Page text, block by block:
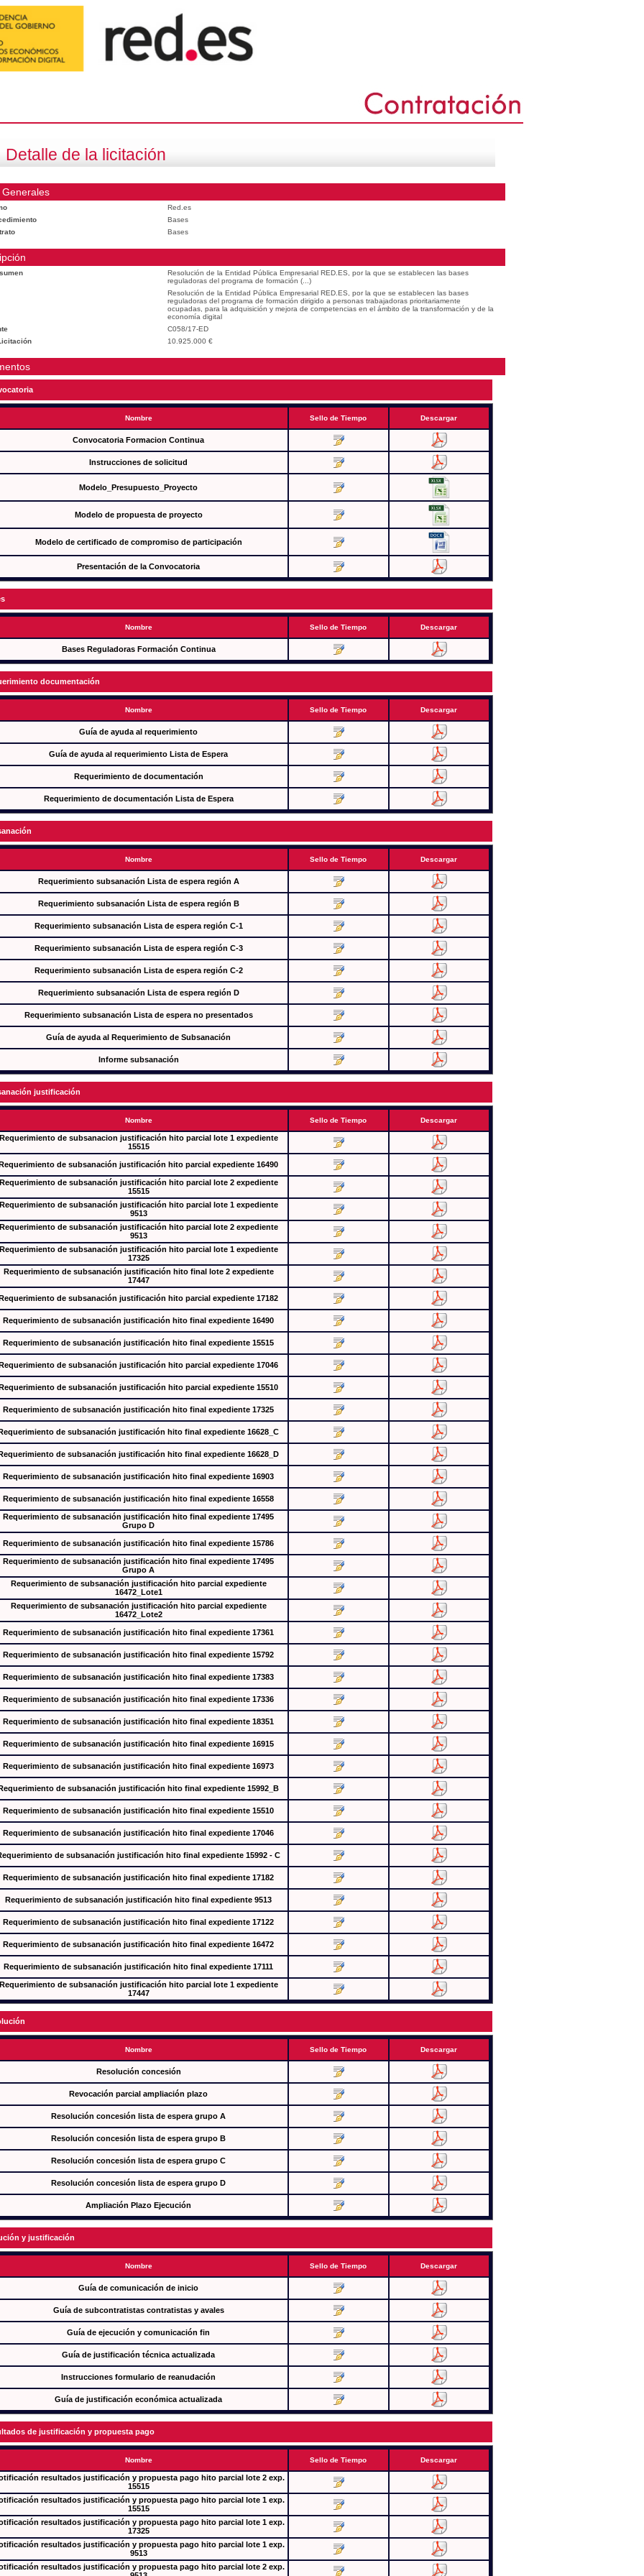
Detalle de la licitación
Red.es
Bases
Bases
Resolución de la Entidad Pública Empresarial RED.ES, por la que se establecen las bases
reguladoras del programa de formación (...)
Resolución de la Entidad Pública Empresarial RED.ES, por la que se establecen las bases
reguladoras del programa de formación dirigido a personas trabajadoras prioritariamente
ocupadas, para la adquisición y mejora de competencias en el ámbito de la transformación y de la
economía digital
C058/17-ED
10.925.000 €
Nombre Sello de Tiempo Descargar
Convocatoria Formacion Continua
Instrucciones de solicitud
Modelo_Presupuesto_Proyecto
Modelo de propuesta de proyecto
Modelo de certificado de compromiso de participación
Presentación de la Convocatoria
Nombre Sello de Tiempo Descargar
Bases Reguladoras Formación Continua
documentación
Nombre Sello de Tiempo Descargar
Guía de ayuda al requerimiento
Guía de ayuda al requerimiento Lista de Espera
Requerimiento de documentación
Requerimiento de documentación Lista de Espera
Nombre Sello de Tiempo Descargar
Requerimiento subsanación Lista de espera región A
Requerimiento subsanación Lista de espera región B
Requerimiento subsanación Lista de espera región C-1
Requerimiento subsanación Lista de espera región C-3
Requerimiento subsanación Lista de espera región C-2
Requerimiento subsanación Lista de espera región D
Requerimiento subsanación Lista de espera no presentados
Guía de ayuda al Requerimiento de Subsanación
Informe subsanación
justificación
Nombre Sello de Tiempo Descargar
de subsanacion justificación hito parcial lote 1 expediente
15515
de subsanación justificación hito parcial expediente 16490
de subsanación justificación hito parcial lote 2 expediente
15515
de subsanación justificación hito parcial lote 1 expediente
9513
de subsanación justificación hito parcial lote 2 expediente
9513
de subsanación justificación hito parcial lote 1 expediente
17325
Requerimiento de subsanación justificación hito final lote 2 expediente
17447
de subsanación justificación hito parcial expediente 17182
Requerimiento de subsanación justificación hito final expediente 16490
Requerimiento de subsanación justificación hito final expediente 15515
de subsanación justificación hito parcial expediente 17046
de subsanación justificación hito parcial expediente 15510
Requerimiento de subsanación justificación hito final expediente 17325
de subsanación justificación hito final expediente 16628_C
de subsanación justificación hito final expediente 16628_D
Requerimiento de subsanación justificación hito final expediente 16903
Requerimiento de subsanación justificación hito final expediente 16558
Requerimiento de subsanación justificación hito final expediente 17495
Grupo D
Requerimiento de subsanación justificación hito final expediente 15786
Requerimiento de subsanación justificación hito final expediente 17495
Grupo A
Requerimiento de subsanación justificación hito parcial expediente
16472_Lote1
Requerimiento de subsanación justificación hito parcial expediente
16472_Lote2
Requerimiento de subsanación justificación hito final expediente 17361
Requerimiento de subsanación justificación hito final expediente 15792
Requerimiento de subsanación justificación hito final expediente 17383
Requerimiento de subsanación justificación hito final expediente 17336
Requerimiento de subsanación justificación hito final expediente 18351
Requerimiento de subsanación justificación hito final expediente 16915
Requerimiento de subsanación justificación hito final expediente 16973
de subsanación justificación hito final expediente 15992_B
Requerimiento de subsanación justificación hito final expediente 15510
Requerimiento de subsanación justificación hito final expediente 17046
de subsanación justificación hito final expediente 15992 - C
Requerimiento de subsanación justificación hito final expediente 17182
Requerimiento de subsanación justificación hito final expediente 9513
Requerimiento de subsanación justificación hito final expediente 17122
Requerimiento de subsanación justificación hito final expediente 16472
Requerimiento de subsanación justificación hito final expediente 17111
de subsanación justificación hito parcial lote 1 expediente
17447
Nombre Sello de Tiempo Descargar
Resolución concesión
Revocación parcial ampliación plazo
Resolución concesión lista de espera grupo A
Resolución concesión lista de espera grupo B
Resolución concesión lista de espera grupo C
Resolución concesión lista de espera grupo D
Ampliación Plazo Ejecución
y justificación
Nombre Sello de Tiempo Descargar
Guía de comunicación de inicio
Guía de subcontratistas contratistas y avales
Guía de ejecución y comunicación fin
Guía de justificación técnica actualizada
Instrucciones formulario de reanudación
Guía de justificación económica actualizada
de justificación y propuesta pago
Nombre Sello de Tiempo Descargar
resultados justificación y propuesta pago hito parcial lote 2 exp.
15515
resultados justificación y propuesta pago hito parcial lote 1 exp.
15515
resultados justificación y propuesta pago hito parcial lote 1 exp.
17325
resultados justificación y propuesta pago hito parcial lote 1 exp.
9513
resultados justificación y propuesta pago hito parcial lote 2 exp.